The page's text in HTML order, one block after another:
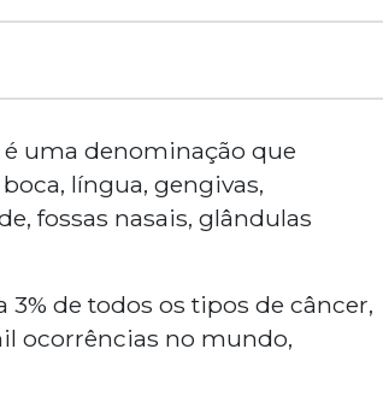
é uma denominação que
língua, gengivas,
fossas nasais, glândulas
de todos os tipos de câncer,
ocorrências no mundo,